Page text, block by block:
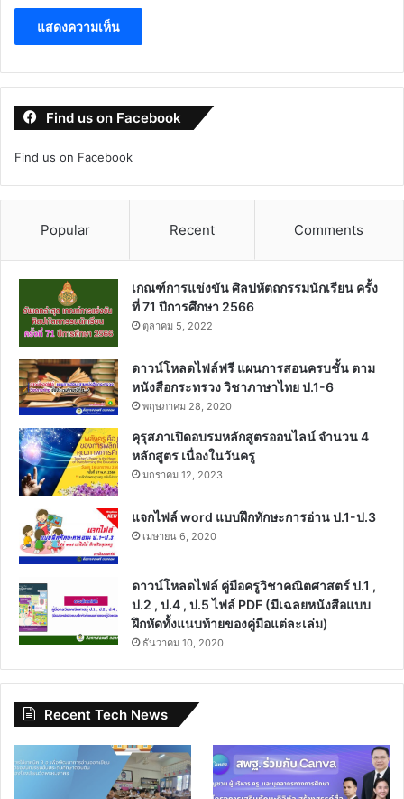
Find us on Facebook
Find us on Facebook
Popular Recent Comments
เกณฑ์การแข่งขัน ศิลปหัตถกรรมนักเรียน ครั้ง
ที่ 71 ปีการศึกษา 2566
ตุลาคม 5, 2022
ดาวน์โหลดไฟล์ฟรี แผนการสอนครบชั้น ตาม
หนังสือกระทรวง วิชาภาษาไทย ป.1-6
พฤษภาคม 28, 2020
คุรุสภาเปิดอบรมหลักสูตรออนไลน์ จำนวน 4
หลักสูตร เนื่องในวันครู
มกราคม 12, 2023
แจกไฟล์ word แบบฝึกทักษะการอ่าน ป.1-ป.3
เมษายน 6, 2020
ดาวน์โหลดไฟล์ คู่มือครูวิชาคณิตศาสตร์ ป.1 ,
ป.2 , ป.4 , ป.5 ไฟล์ PDF (มีเฉลยหนังสือแบบ
ฝึกหัดทั้งแนบท้ายของคู่มือแต่ละเล่ม)
ธันวาคม 10, 2020
Recent Tech News